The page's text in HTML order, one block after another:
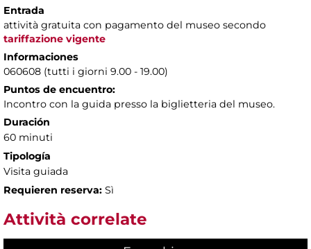
Entrada
attività gratuita con pagamento del museo secondo
tariffazione vigente
Informaciones
060608 (tutti i giorni 9.00 - 19.00)
Puntos de encuentro:
Incontro con la guida presso la biglietteria del museo.
Duración
60 minuti
Tipología
Visita guiada
Requieren reserva: Sì
Attività correlate